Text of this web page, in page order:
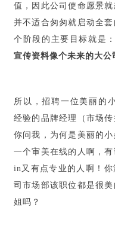
值，因此公司使命愿景就
并不适合匆匆就启动全
个阶段的主要目标就是 ：
宣传资料像个未来的大公
所以，招聘一位美丽的
经验的品牌经理（市场传
你问我，为何是美丽的
一个审美在线的人啊，
in又有点专业的人啊！
司市场部该职位都是很
姐吗？